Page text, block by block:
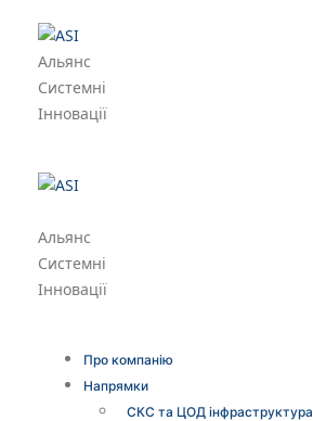
Альянс
Системні
Інновації
Альянс
Системні
Інновації
Про компанію
Напрямки
СКС та ЦОД інфраструктура